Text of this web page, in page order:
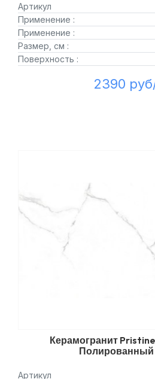
Артикул
Применение :
Применение :
Размер, см :
Поверхность :
2390
Керамогранит
Полированный
Артикул